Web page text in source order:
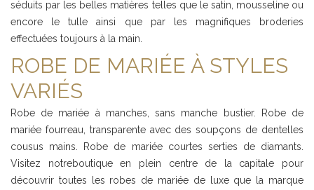
séduits par les belles matières telles que le satin, mousseline ou
encore le tulle ainsi que par les magnifiques broderies
effectuées toujours à la main.
ROBE DE MARIÉE À STYLES
VARIÉS
Robe de mariée à manches, sans manche bustier. Robe de
mariée fourreau, transparente avec des soupçons de dentelles
cousus mains. Robe de mariée courtes serties de diamants.
Visitez notreboutique en plein centre de la capitale pour
découvrir toutes les robes de mariée de luxe que la marque